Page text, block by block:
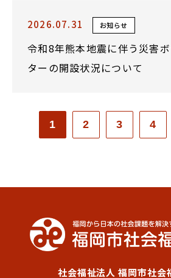
2026.07.31 お知らせ
令和8年熊本地震に伴う災害
ターの開設状況について
1 2 3 4
社会福祉法人 福岡市社会